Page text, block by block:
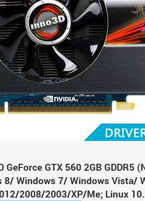
GTX 560 2GB GDDR5
Windows 7/ Windows Vista/
2008/2003/XP/Me; Linux